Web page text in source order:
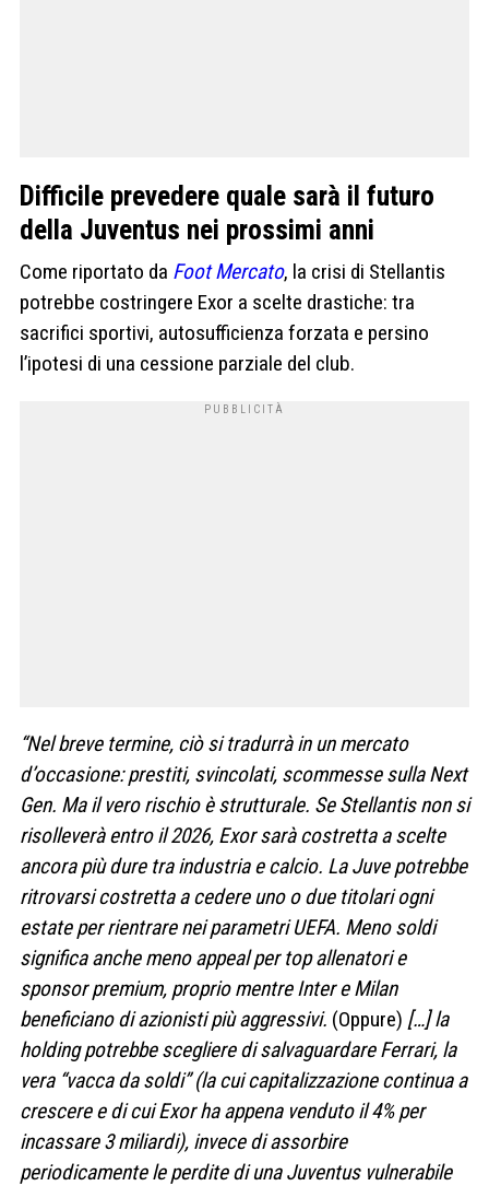
Difficile prevedere quale sarà il futuro
della Juventus nei prossimi anni
Come riportato da Foot Mercato, la crisi di Stellantis
potrebbe costringere Exor a scelte drastiche: tra
sacrifici sportivi, autosufficienza forzata e persino
l’ipotesi di una cessione parziale del club.
“Nel breve termine, ciò si tradurrà in unmercato
d’occasione: prestiti, svincolati, scommesse sulla Next
Gen. Ma il vero rischio èstrutturale. Se Stellantis non si
risolleverà entro il 2026, Exor sarà costretta a scelte
ancora più dure tra industria e calcio. La Juve potrebbe
ritrovarsi costretta a cedere uno o due titolari ogni
estateper rientrare nei parametri UEFA. Meno soldi
significa anche meno appeal per top allenatori e
sponsor premium, proprio mentre Inter e Milan
beneficiano di azionisti più aggressivi. (Oppure) […] la
holding potrebbe scegliere disalvaguardare Ferrari, la
vera “vacca da soldi” (la cui capitalizzazione continua a
crescere e di cui Exor ha appena venduto il 4% per
incassare 3 miliardi), invece di assorbire
periodicamente le perdite di una Juventus vulnerabile